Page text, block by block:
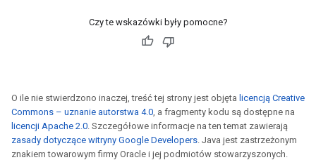
Czy te wskazówki były pomocne?
O ile nie stwierdzono inaczej, treść tej strony jest objęta licencją Creative
Commons – uznanie autorstwa 4.0, a fragmenty kodu są dostępne na
licencji Apache 2.0. Szczegółowe informacje na ten temat zawierają
zasady dotyczące witryny Google Developers. Java jest zastrzeżonym
znakiem towarowym firmy Oracle i jej podmiotów stowarzyszonych.